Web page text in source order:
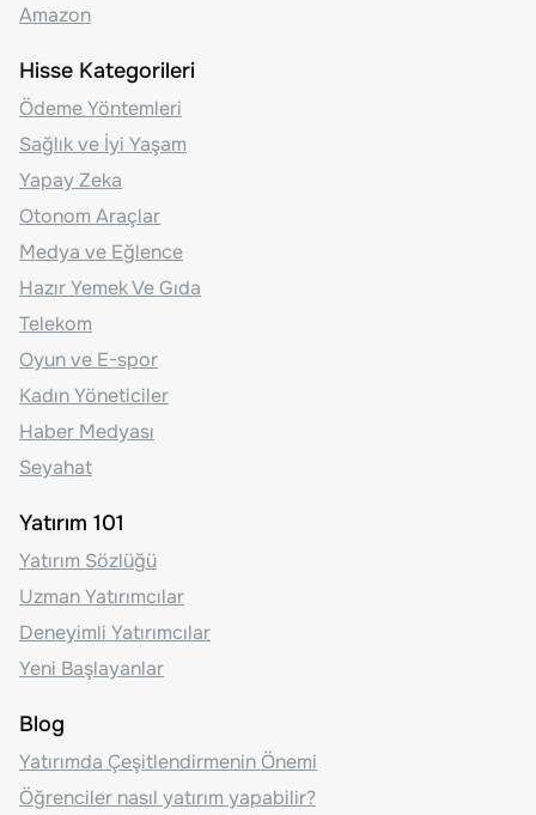
Amazon
Hisse Kategorileri
Ödeme Yöntemleri
Sağlık ve İyi Yaşam
Yapay Zeka
Otonom Araçlar
Medya ve Eğlence
Hazır Yemek Ve Gıda
Telekom
Oyun ve E-spor
Kadın Yöneticiler
Haber Medyası
Seyahat
Yatırım 101
Yatırım Sözlüğü
Uzman Yatırımcılar
Deneyimli Yatırımcılar
Yeni Başlayanlar
Blog
Yatırımda Çeşitlendirmenin Önemi
Öğrenciler nasıl yatırım yapabilir?